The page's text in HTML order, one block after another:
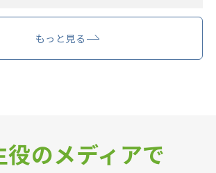
もっと見る
のメディアで